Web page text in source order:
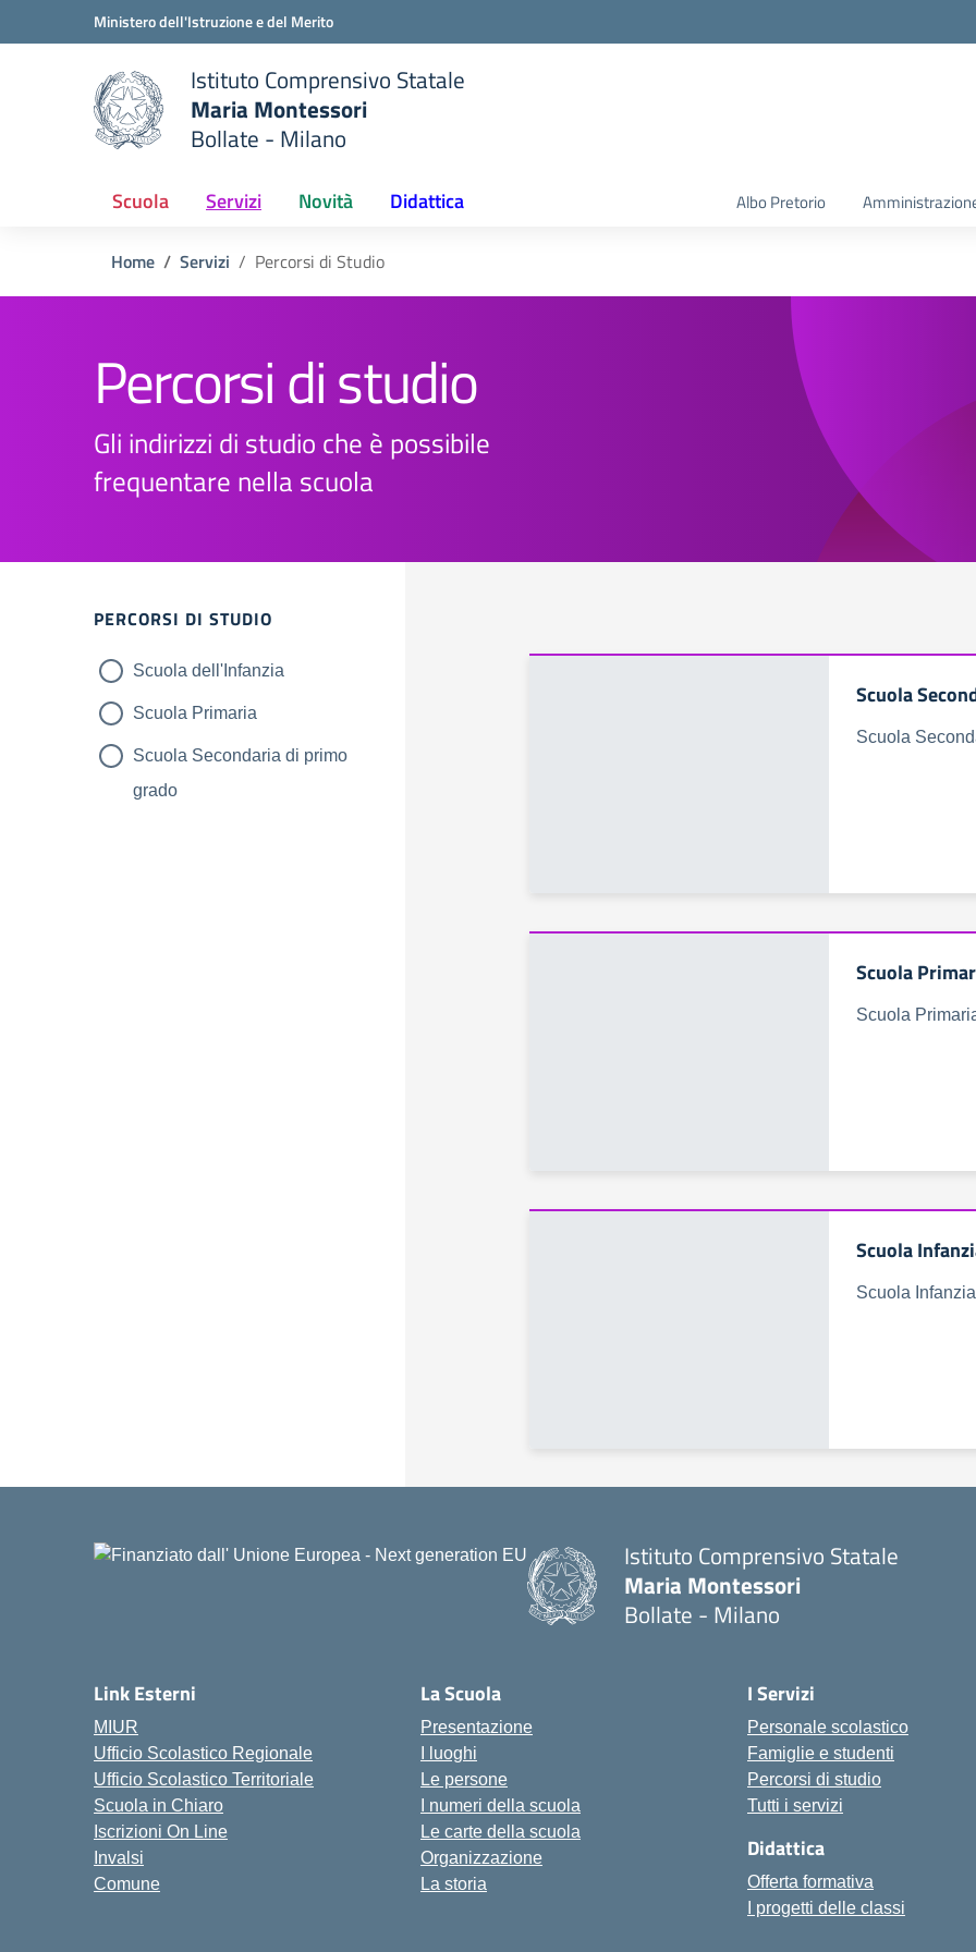
Ministero dell'Istruzione e del Merito
scuola
Istituto Comprensivo Statale
Maria Montessori
Bollate - Milano
Scuola Servizi Novità Didattica Albo Pretorio
Home Servizi Percorsi di Studio
Percorsi di studio
Gli indirizzi di studio che è possibile
frequentare nella scuola
Filtri
PERCORSI DI STUDIO
Scuola dell'Infanzia
Scuola Primaria
Scuola Secondaria di primo
grado
Scuola
Scuola
Scuola
Scuola
Scuola
Scuola Infanzia
Istituto Comprensivo Statale
Maria Montessori
Bollate - Milano
Link Esterni
MIUR
Ufficio Scolastico Regionale
Ufficio Scolastico Territoriale
Scuola in Chiaro
Iscrizioni On Line
Invalsi
Comune
La Scuola
Presentazione
I luoghi
Le persone
I numeri della scuola
Le carte della scuola
Organizzazione
La storia
I Servizi
Personale scolastico
Famiglie e studenti
Percorsi di studio
Tutti i servizi
Didattica
Offerta formativa
I progetti delle classi